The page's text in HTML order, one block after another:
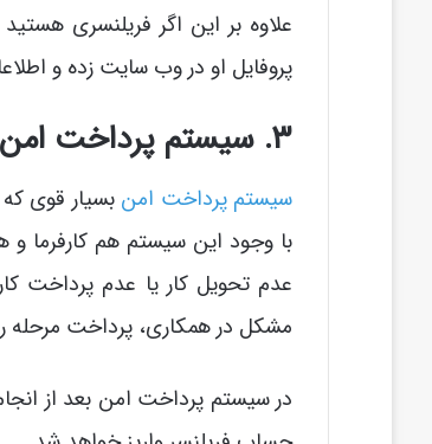
علاوه بر این اگر فریلنسری
پروفایل او در وب سایت زده و
۳. سیستم پرداخت امن
سیستم پرداخت امن بسیار قوی
با وجود این سیستم هم کارفرما
عدم تحویل کار یا عدم پرداخت
مشکل در همکاری، پرداخت مرحله
در سیستم پرداخت امن بعد از